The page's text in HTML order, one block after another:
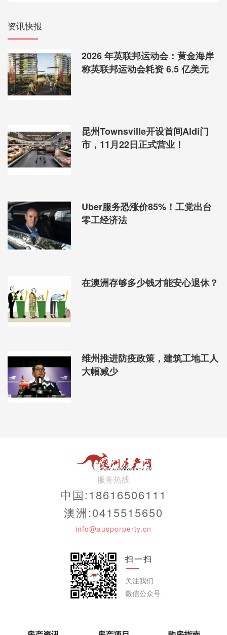
根据房地产投资网站Suburb View的资料，
Miranda区整体出租物业的中位周租为420元，而平均
周租是444元。过去3个月，该区共有227个租盘，其
中以2卧室单位最多，占55%，中位周租是395元，回
报率4.68%；而3卧室单位的中位周租为500元，回报
率4.81%。
390元，回报率4.67%；3卧室单位的中位周为510元，
回报率达5.64%。
房屋越大 回报越高
独立屋只有65个租盘，占29%。其中，3卧室单位
2房单位的回报只有3.80%中位周租是475元。
至于复式洋房（Townhouse）的租盘仅得19个，
当中3卧室单位的中位周租是495元，回报率4.77%。
参考最近的租务广告，在22-26 Urunga Parade的
Wandella Road的2卧室“复式洋房式”雅柏文，有独立入
口，室内有空调和洗碗碟机，周租445元。
资讯快报
2026 年英联邦运动会：黄金海岸
称英联邦运动会耗资 6.5 亿美元
昆州Townsville开设首间Aldi门
市，11月22日正式营业！
Uber服务恐涨价85%！工党出台
零工经济法
在澳洲存够多少钱才能安心退休？
维州推进防疫政策，建筑工地工人
大幅减少
服务热线
中国:18616506111
澳洲:0415515650
info@ausporperty.cn
扫一扫
关注我们
微信公众号